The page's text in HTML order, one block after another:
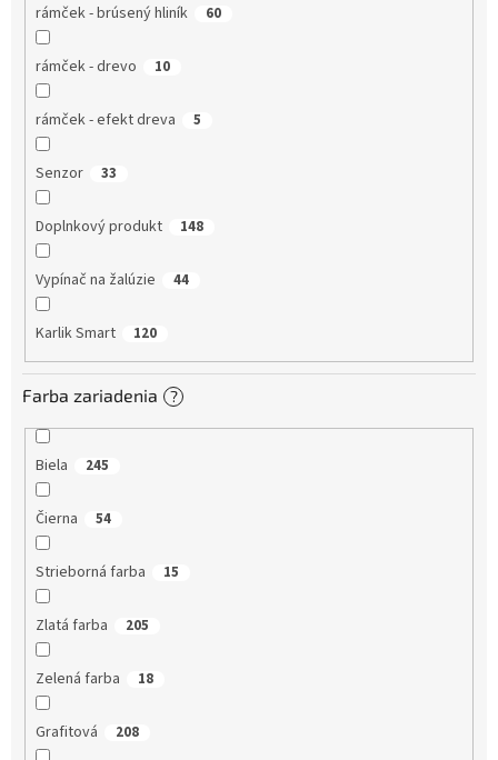
rámček - brúsený hliník 60
rámček - drevo 10
rámček - efekt dreva 5
Senzor 33
Doplnkový produkt 148
Vypínač na žalúzie 44
Karlik Smart 120
Farba zariadenia ?
Biela 245
Čierna 54
Strieborná farba 15
Zlatá farba 205
Zelená farba 18
Grafitová 208